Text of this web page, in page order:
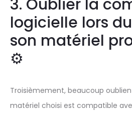
3. Oublier la
logicielle lors
son matériel
⚙️
Troisièmement, beaucoup
matériel choisi est compatible